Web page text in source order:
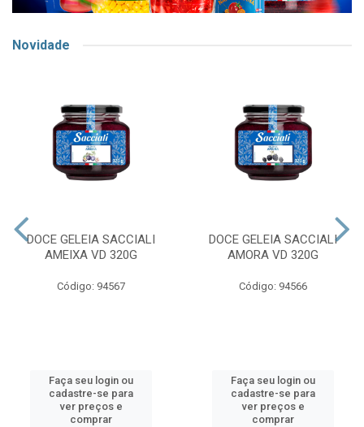
Novidade
DOCE GELEIA SACCIALI
AMEIXA VD 320G
Código: 94567
Faça seu login ou
cadastre-se para
ver preços e
comprar
DOCE GELEIA SACCIALI
AMORA VD 320G
Código: 94566
Faça seu login ou
cadastre-se para
ver preços e
comprar